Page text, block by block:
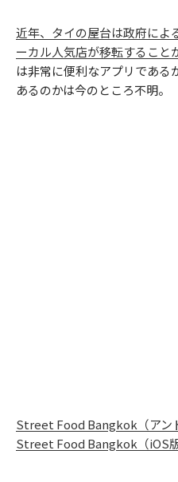
近年、タイの屋台は政府によ
ーカル人気店が移転すること
は非常に便利なアプリである
あるのかは今のところ不明。
Street Food Bangkok（アン
Street Food Bangkok（iOS版